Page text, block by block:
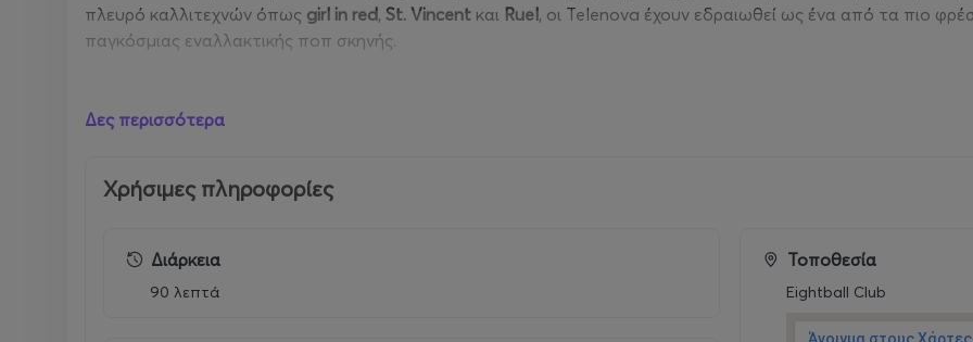
πλευρό καλλιτεχνών όπως girl in red, St. Vincent και Ruel, οι Telenova έχουν εδραιωθεί ως ένα από τα πιο
παγκόσμιας εναλλακτικής ποπ σκηνής.
πραγματικότητας, με το lead single
Προπώληση: 22€
Ώρα προσέλευσης: 20:30
Ώρα εκκίνησης: 21:30
Δες περισσότερα
Χρήσιμες πληροφορίες
Διάρκεια
90 λεπτά
Τοποθεσία
Eightball Club